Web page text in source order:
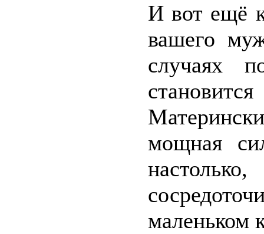
И вот ещё
вашего
случаях
мощная
маленьком